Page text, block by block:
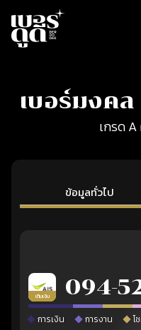
เบอร์มงค
เกรด
ข้อมูลทั่วไป
เติมเงิน 094-
การเงิน การงาน โ